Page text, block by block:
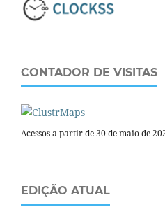
CONTADOR DE VISITAS
Acessos a partir de 30 de maio de
EDIÇÃO ATUAL